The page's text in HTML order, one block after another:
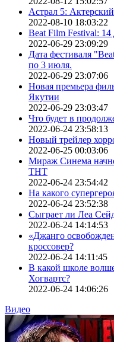
Астрал 5: Актерский
2022-08-10 18:03:22
Beat Film Festival:
2022-06-29 23:09:29
Дата фестиваля
по 3 июля.
2022-06-29 23:07:06
Новая премьера
Якутии
2022-06-29 23:03:47
Что будет в
2022-06-24 23:58:13
Новый трейлер
2022-06-25 00:03:06
Мираж Синема
ТНТ
2022-06-24 23:54:42
На какого
2022-06-24 23:52:38
Сыграет ли Леа
2022-06-24 14:14:53
«Джанго
кроссовер?
2022-06-24 14:11:45
В какой школе
Хогвартс?
2022-06-24 14:06:26
Видео